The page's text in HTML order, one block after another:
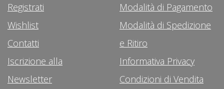
Registrati
Wishlist
Contatti
Iscrizione alla
Newsletter
Modalità di Pagamento
Modalità di Spedizione
e Ritiro
Informativa Privacy
Condizioni di Vendita